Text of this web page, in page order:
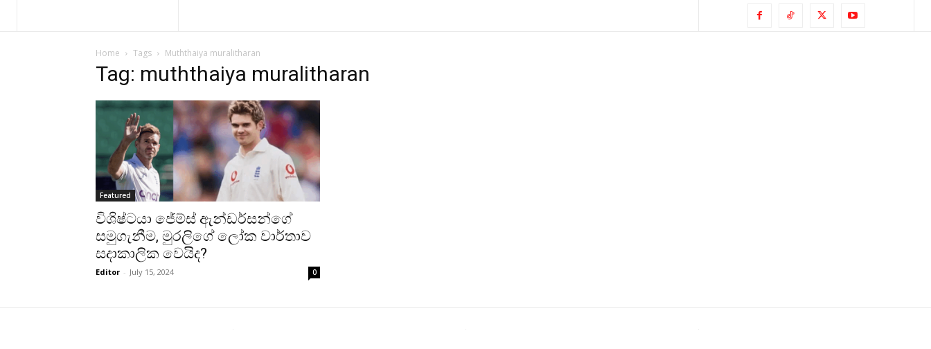
Home Tags Muththaiya muralitharan
Tag: muththaiya muralitharan
Featured
විශිෂ්ටයා ජේම්ස් ඇන්ඩර්සන්ගේ
සමුගැනීම, මුරලිගේ ලෝක වාර්තාව
සදාකාලික වෙයිද?
Editor - July 15, 2024 0